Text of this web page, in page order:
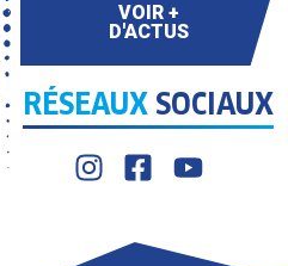
VOIR +
D'ACTUS
RÉSEAUX SOCIAUX